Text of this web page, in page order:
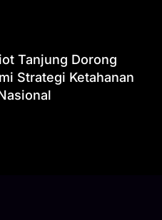
Tanjung Dorong
Strategi Ketahanan